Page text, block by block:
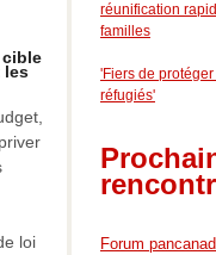
les
loi
réunification
familles
'Fiers de
réfugiés'
Forum